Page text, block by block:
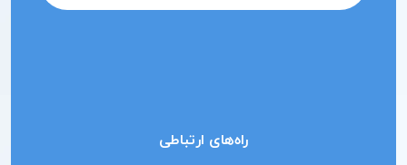
راه‌های ارتباطی